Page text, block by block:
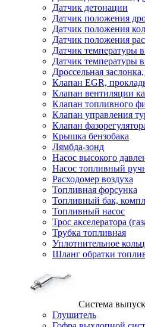
Датчик детонации
Датчик положения
Датчик положения
Датчик положения
Датчик температуры
Датчик температуры
Дроссельная
Клапан EGR,
Клапан вентиляции
Клапан топливного
Клапан управления
Клапан
Крышка бензобака
Лямбда-зонд
Насос высокого
Насос топливный
Расходомер воздуха
Топливная форсунка
Топливный бак,
Топливный насос
Трос акселератора
Трубка топливная
Уплотнительное
Шланг обратки
Система
Глушитель